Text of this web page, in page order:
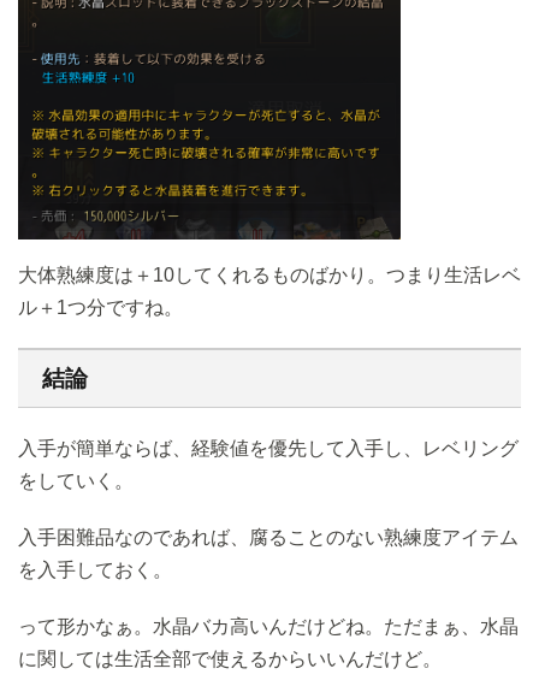
大体熟練度は＋10してくれるものばかり。つまり生活レベ
ル＋1つ分ですね。
結論
入手が簡単ならば、経験値を優先して入手し、レベリング
をしていく。
入手困難品なのであれば、腐ることのない熟練度アイテム
を入手しておく。
って形かなぁ。水晶バカ高いんだけどね。ただまぁ、水晶
に関しては生活全部で使えるからいいんだけど。